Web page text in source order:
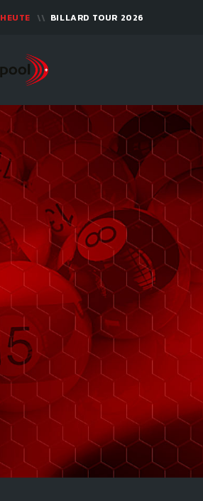
HEUTE BILLARD TOUR 2026